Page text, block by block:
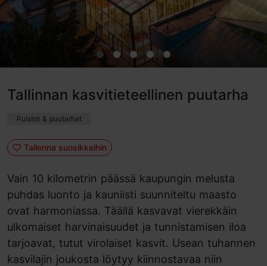
Tallinnan kasvitieteellinen puutarha
Puistot & puutarhat
Tallenna suosikkeihin
Vain 10 kilometrin päässä kaupungin melusta
puhdas luonto ja kauniisti suunniteltu maasto
ovat harmoniassa. Täällä kasvavat vierekkäin
ulkomaiset harvinaisuudet ja tunnistamisen iloa
tarjoavat, tutut virolaiset kasvit. Usean tuhannen
kasvilajin joukosta löytyy kiinnostavaa niin